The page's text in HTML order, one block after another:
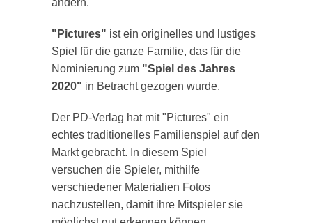
"Pictures" ist ein originelles und lustiges
Spiel für die ganze Familie, das für die
Nominierung zum "Spiel des Jahres
2020" in Betracht gezogen wurde.
Der PD-Verlag hat mit "Pictures" ein
echtes traditionelles Familienspiel auf den
Markt gebracht. In diesem Spiel
versuchen die Spieler, mithilfe
verschiedener Materialien Fotos
nachzustellen, damit ihre Mitspieler sie